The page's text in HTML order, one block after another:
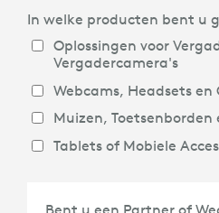
In welke producten bent u
Oplossingen voor
Vergadercamera's
Webcams, Headsets en
Muizen, Toetsenborden
Tablets of Mobiele